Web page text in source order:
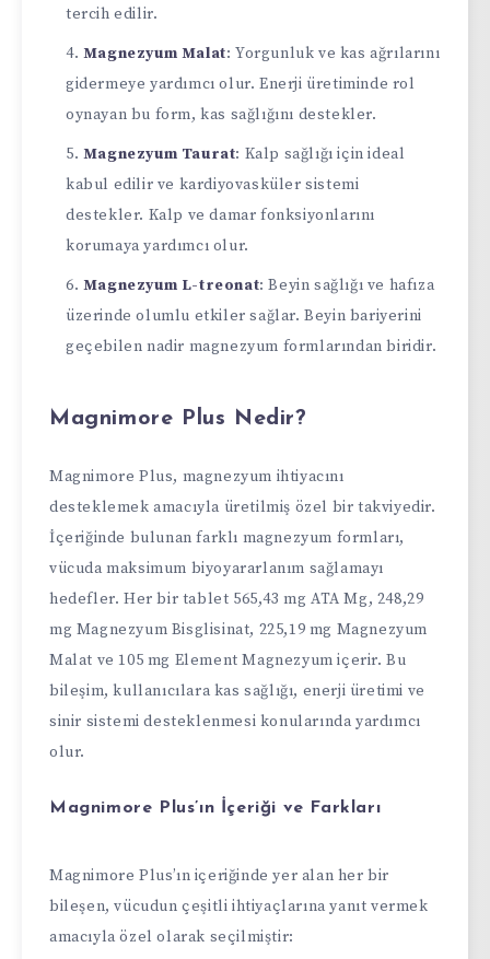
tercih edilir.
Magnezyum Malat: Yorgunluk ve kas ağrılarını
gidermeye yardımcı olur. Enerji üretiminde rol
oynayan bu form, kas sağlığını destekler.
Magnezyum Taurat: Kalp sağlığı için ideal
kabul edilir ve kardiyovasküler sistemi
destekler. Kalp ve damar fonksiyonlarını
korumaya yardımcı olur.
Magnezyum L-treonat: Beyin sağlığı ve hafıza
üzerinde olumlu etkiler sağlar. Beyin bariyerini
geçebilen nadir magnezyum formlarından biridir.
Magnimore Plus Nedir?
Magnimore Plus, magnezyum ihtiyacını
desteklemek amacıyla üretilmiş özel bir takviyedir.
İçeriğinde bulunan farklı magnezyum formları,
vücuda maksimum biyoyararlanım sağlamayı
hedefler. Her bir tablet 565,43 mg ATA Mg, 248,29
mg Magnezyum Bisglisinat, 225,19 mg Magnezyum
Malat ve 105 mg Element Magnezyum içerir. Bu
bileşim, kullanıcılara kas sağlığı, enerji üretimi ve
sinir sistemi desteklenmesi konularında yardımcı
olur.
Magnimore Plus’ın İçeriği ve Farkları
Magnimore Plus’ın içeriğinde yer alan her bir
bileşen, vücudun çeşitli ihtiyaçlarına yanıt vermek
amacıyla özel olarak seçilmiştir: